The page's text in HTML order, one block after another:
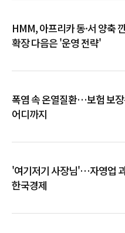
HMM, 아프리카 동·서 양축
확장 다음은 '운영 전략'
폭염 속 온열질환…보험 보
어디까지
'여기저기 사장님'…자영업
한국경제